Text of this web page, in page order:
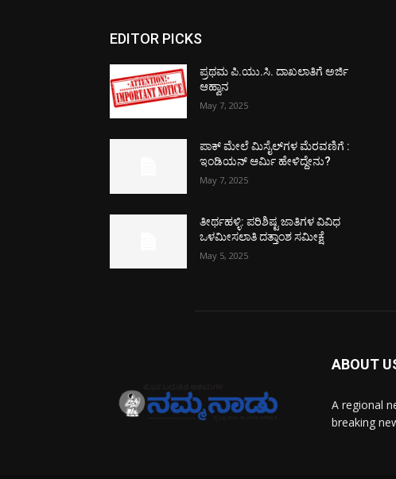
EDITOR PICKS
ಪ್ರಥಮ ಪಿ.ಯು.ಸಿ. ದಾಖಲಾತಿಗೆ ಅರ್ಜಿ
ಆಹ್ವಾನ
May 7, 2025
ಪಾಕ್​ ಮೇಲೆ ಮಿಸೈಲ್​ಗಳ ಮೆರವಣಿಗೆ :
ಇಂಡಿಯನ್ ಆರ್ಮಿ ಹೇಳಿದ್ದೇನು?
May 7, 2025
ತೀರ್ಥಹಳ್ಳಿ: ಪರಿಶಿಷ್ಟ ಜಾತಿಗಳ ವಿವಿಧ
ಒಳಮೀಸಲಾತಿ ದತ್ತಾಂಶ ಸಮೀಕ್ಷೆ
May 5, 2025
ABOUT
A regional
breaking